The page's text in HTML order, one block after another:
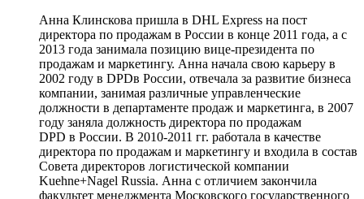
Анна Клинскова пришла в DHL Express на пост
директора по продажам в России в конце 2011 года, а с
2013 года занимала позицию вице-президента по
продажам и маркетингу. Анна начала свою карьеру в
2002 году в DPDв России, отвечала за развитие бизнеса
компании, занимая различные управленческие
должности в департаменте продаж и маркетинга, в 2007
году заняла должность директора по продажам
DPD в России. В 2010-2011 гг. работала в качестве
директора по продажам и маркетингу и входила в состав
Совета директоров логистической компании
Kuehne+Nagel Russia. Анна с отличием закончила
факультет менеджмента Московского государственного